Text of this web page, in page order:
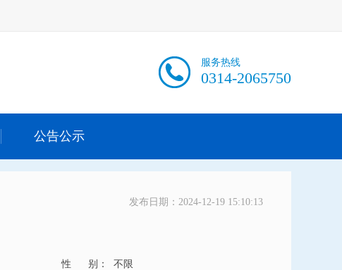
服务热线
0314-2065750
公告公示
发布日期：2024-12-19 15:10:13
性 别： 不限